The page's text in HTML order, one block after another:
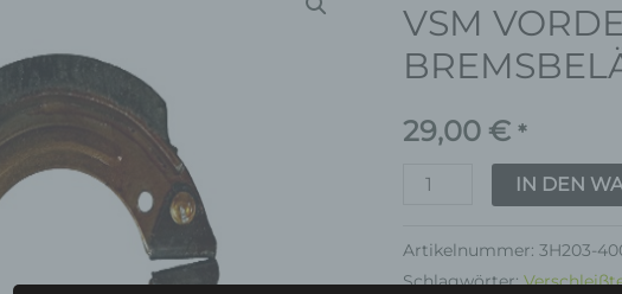
VSM
29,00 € *
VORDERE
BREMSBELÄGE
Menge
IN DEN
Artikelnummer:3H203-
Schlagwörter: